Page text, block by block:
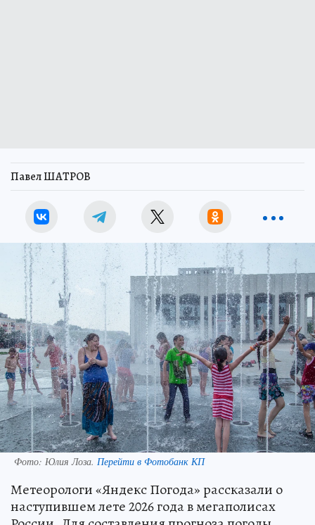
Павел ШАТРОВ
Фото: Юлия Лоза. Перейти в Фотобанк КП
Метеорологи «Яндекс Погода» рассказали о
наступившем лете 2026 года в мегаполисах